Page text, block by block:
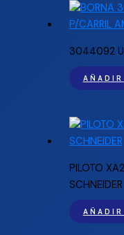
3044092
PILOTO
SCHNEIDER